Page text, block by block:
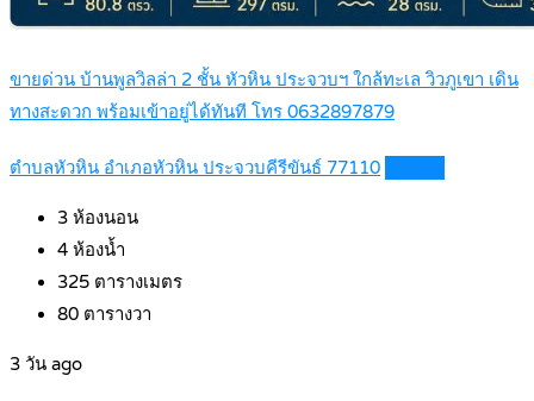
ขายด่วน บ้านพูลวิลล่า 2 ชั้น หัวหิน ประจวบฯ ใกล้ทะเล วิวภูเขา เดิน
ทางสะดวก พร้อมเข้าอยู่ได้ทันที โทร 0632897879
ตำบลหัวหิน อำเภอหัวหิน ประจวบคีรีขันธ์ 77110
3 ห้องนอน
4 ห้องน้ำ
325 ตารางเมตร
80 ตารางวา
3 วัน ago